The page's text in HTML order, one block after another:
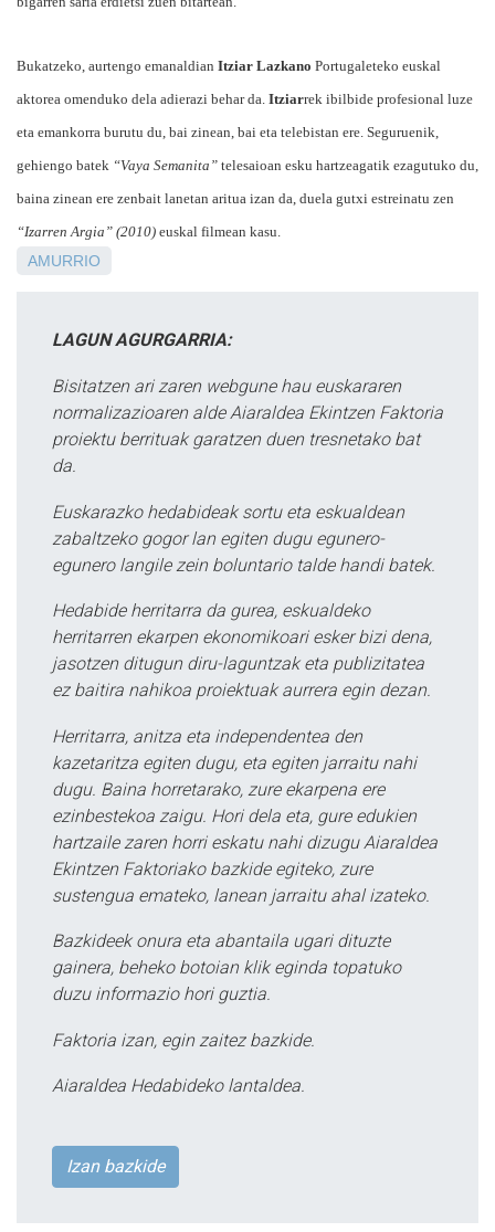
Bukatzeko, aurtengo emanaldian Itziar Lazkano Portugaleteko euskal
aktorea omenduko dela adierazi behar da. Itziarrek ibilbide profesional luze
eta emankorra burutu du, bai zinean, bai eta telebistan ere. Seguruenik,
gehiengo batek “Vaya Semanita” telesaioan esku hartzeagatik ezagutuko du,
baina zinean ere zenbait lanetan aritua izan da, duela gutxi estreinatu zen
“Izarren Argia” (2010) euskal filmean kasu.
AMURRIO
LAGUN AGURGARRIA:
Bisitatzen ari zaren webgune hau euskararen
normalizazioaren alde Aiaraldea Ekintzen Faktoria
proiektu berrituak garatzen duen tresnetako bat
da.
Euskarazko hedabideak sortu eta eskualdean
zabaltzeko gogor lan egiten dugu egunero-
egunero langile zein boluntario talde handi batek.
Hedabide herritarra da gurea, eskualdeko
herritarren ekarpen ekonomikoari esker bizi dena,
jasotzen ditugun diru-laguntzak eta publizitatea
ez baitira nahikoa proiektuak aurrera egin dezan.
Herritarra, anitza eta independentea den
kazetaritza egiten dugu, eta egiten jarraitu nahi
dugu. Baina horretarako, zure ekarpena ere
ezinbestekoa zaigu. Hori dela eta, gure edukien
hartzaile zaren horri eskatu nahi dizugu Aiaraldea
Ekintzen Faktoriako bazkide egiteko, zure
sustengua emateko, lanean jarraitu ahal izateko.
Bazkideek onura eta abantaila ugari dituzte
gainera, beheko botoian klik eginda topatuko
duzu informazio hori guztia.
Faktoria izan, egin zaitez bazkide.
Aiaraldea Hedabideko lantaldea.
Izan bazkide